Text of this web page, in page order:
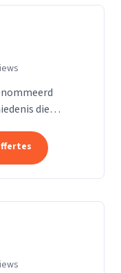
die
en